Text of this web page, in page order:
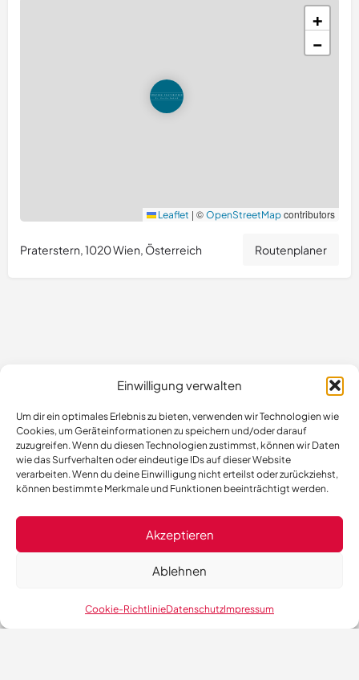
Einwilligung verwalten
Um dir ein optimales Erlebnis zu bieten, verwenden wir Technologien wie
Cookies, um Geräteinformationen zu speichern und/oder darauf
zuzugreifen. Wenn du diesen Technologien zustimmst, können wir Daten
wie das Surfverhalten oder eindeutige IDs auf dieser Website
verarbeiten. Wenn du deine Einwilligung nicht erteilst oder zurückziehst,
können bestimmte Merkmale und Funktionen beeinträchtigt werden.
Akzeptieren
Ablehnen
Cookie-RichtlinieDatenschutzImpressum
+
−
Leaflet | © OpenStreetMap contributors
Praterstern, 1020 Wien, Österreich Routenplaner